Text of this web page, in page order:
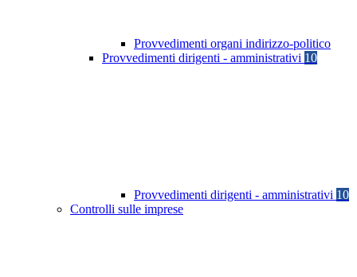
Provvedimenti organi indirizzo-politico
Provvedimenti dirigenti - amministrativi 10
Provvedimenti dirigenti - amministrativi 10
Controlli sulle imprese